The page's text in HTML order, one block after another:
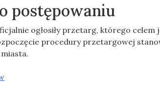
postępowaniu
ogłosiły przetarg, którego
procedury przetargowej